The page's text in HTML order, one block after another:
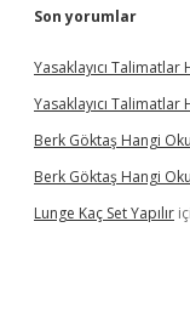
Son yorumlar
Yasaklayıcı Talimatlar
Yasaklayıcı Talimatlar
Berk Göktaş Hangi
Berk Göktaş Hangi
Lunge Kaç Set Yapılır